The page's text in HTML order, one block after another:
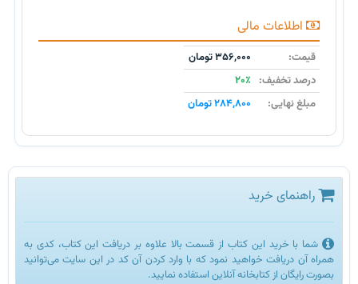
اطلاعات مالی
قیمت:
۳۵۶,۰۰۰ تومان
درصد تخفیف: ۲۰٪
مبلغ نهایی:
۲۸۴,۸۰۰ تومان
راهنمای خرید
شما با خرید این کتاب از قسمت بالا علاوه بر دریافت این کتاب، کدی به
همراه آن دریافت خواهید نمود که با وارد کردن آن کد در این سایت می‌توانید
بصورت رایگان از کتابخانه آنلاین استفاده نمایید.